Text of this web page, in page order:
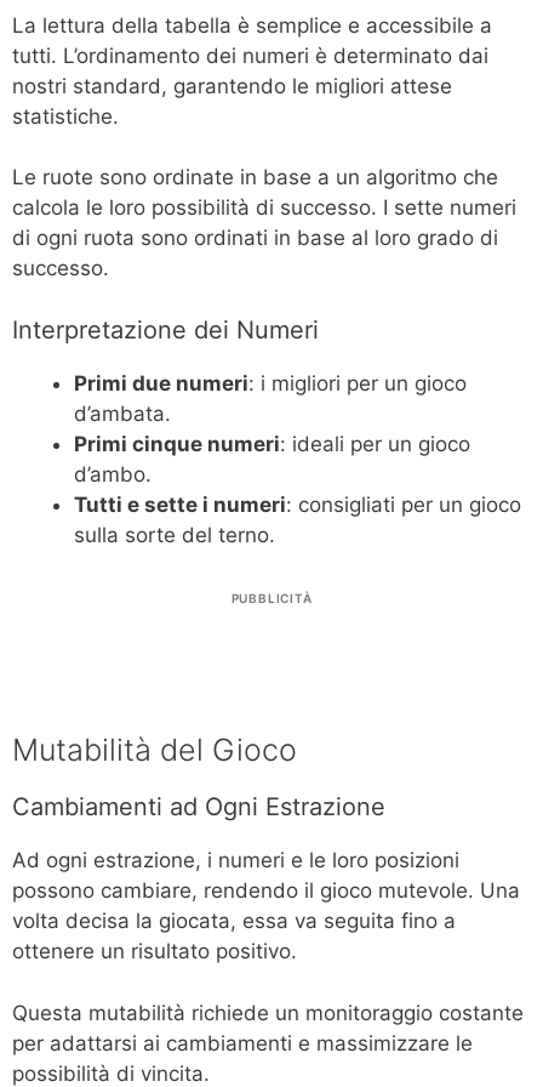
La lettura della tabella è semplice e accessibile a
tutti. L’ordinamento dei numeri è determinato dai
nostri standard, garantendo le migliori attese
statistiche.
Le ruote sono ordinate in base a un algoritmo che
calcola le loro possibilità di successo. I sette numeri
di ogni ruota sono ordinati in base al loro grado di
successo.
Interpretazione dei Numeri
Primi due numeri: i migliori per un gioco
d’ambata.
Primi cinque numeri: ideali per un gioco
d’ambo.
Tutti e sette i numeri: consigliati per un gioco
sulla sorte del terno.
PUBBLICITÀ
Mutabilità del Gioco
Cambiamenti ad Ogni Estrazione
Ad ogni estrazione, i numeri e le loro posizioni
possono cambiare, rendendo il gioco mutevole. Una
volta decisa la giocata, essa va seguita fino a
ottenere un risultato positivo.
Questa mutabilità richiede un monitoraggio costante
per adattarsi ai cambiamenti e massimizzare le
possibilità di vincita.